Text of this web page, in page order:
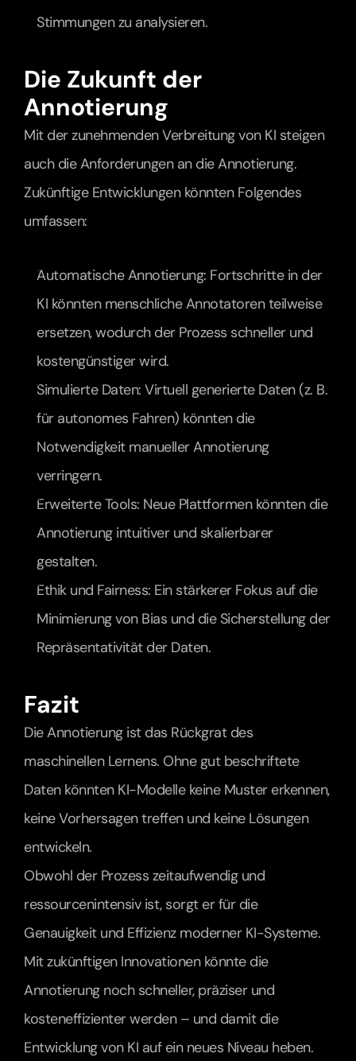
Stimmungen zu analysieren.
Die Zukunft der
Annotierung
Mit der zunehmenden Verbreitung von KI steigen
auch die Anforderungen an die Annotierung.
Zukünftige Entwicklungen könnten Folgendes
umfassen:
Automatische Annotierung: Fortschritte in der
KI könnten menschliche Annotatoren teilweise
ersetzen, wodurch der Prozess schneller und
kostengünstiger wird.
Simulierte Daten: Virtuell generierte Daten (z. B.
für autonomes Fahren) könnten die
Notwendigkeit manueller Annotierung
verringern.
Erweiterte Tools: Neue Plattformen könnten die
Annotierung intuitiver und skalierbarer
gestalten.
Ethik und Fairness: Ein stärkerer Fokus auf die
Minimierung von Bias und die Sicherstellung der
Repräsentativität der Daten.
Fazit
Die Annotierung ist das Rückgrat des
maschinellen Lernens. Ohne gut beschriftete
Daten könnten KI-Modelle keine Muster erkennen,
keine Vorhersagen treffen und keine Lösungen
entwickeln.
Obwohl der Prozess zeitaufwendig und
ressourcenintensiv ist, sorgt er für die
Genauigkeit und Effizienz moderner KI-Systeme.
Mit zukünftigen Innovationen könnte die
Annotierung noch schneller, präziser und
kosteneffizienter werden – und damit die
Entwicklung von KI auf ein neues Niveau heben.